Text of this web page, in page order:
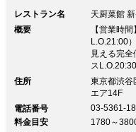
レストラン名
天厨菜館
概要
【営業時
L.O.21:00
見える完
ス
料理店 夜
健康と安全
様」「当日
■ご家族で
住所
東京都渋谷
エア14F
電話番号
03-5361-
料金目安
1780～